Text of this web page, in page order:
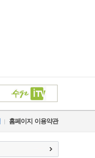
홈페이지 이용약관